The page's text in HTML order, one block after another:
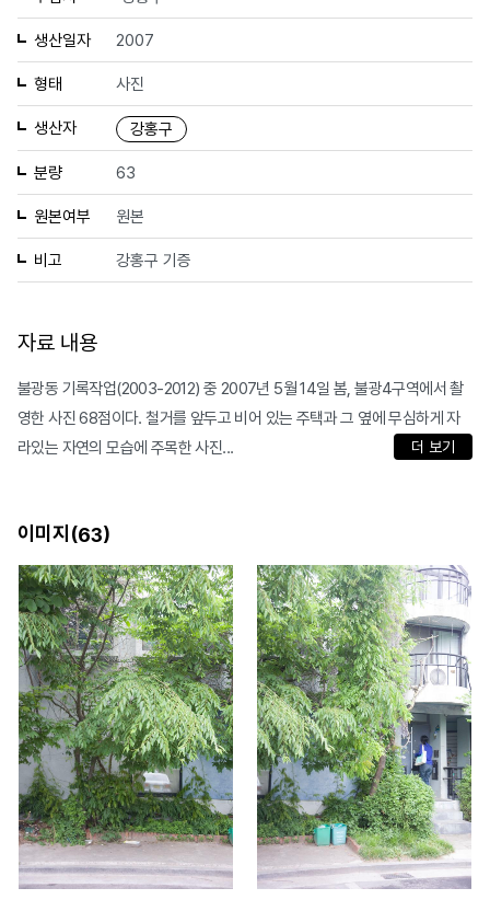
생산일자 2007
형태 사진
생산자 강홍구
분량 63
원본여부 원본
비고 강홍구 기증
자료 내용
불광동 기록작업(2003-2012) 중 2007년 5월 14일 봄, 불광4구역에서 촬
영한 사진 68점이다. 철거를 앞두고 비어 있는 주택과 그 옆에 무심하게 자
라있는 자연의 모습에 주목한 사진...
더 보기
이미지(63)